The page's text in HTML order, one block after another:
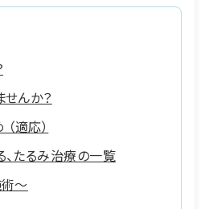
んか？
適応）
たるみ治療の一覧
～